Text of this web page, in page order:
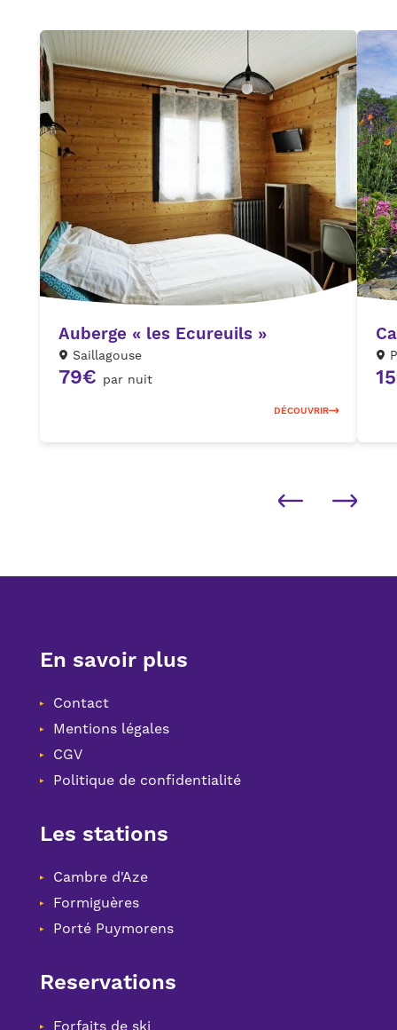
Auberge « les Ecureuils »
Saillagouse
79€ par nuit
DÉCOUVRIR
En savoir plus
Contact
Mentions légales
CGV
Politique de confidentialité
Les stations
Cambre d'Aze
Formiguères
Porté Puymorens
Reservations
Forfaits de ski